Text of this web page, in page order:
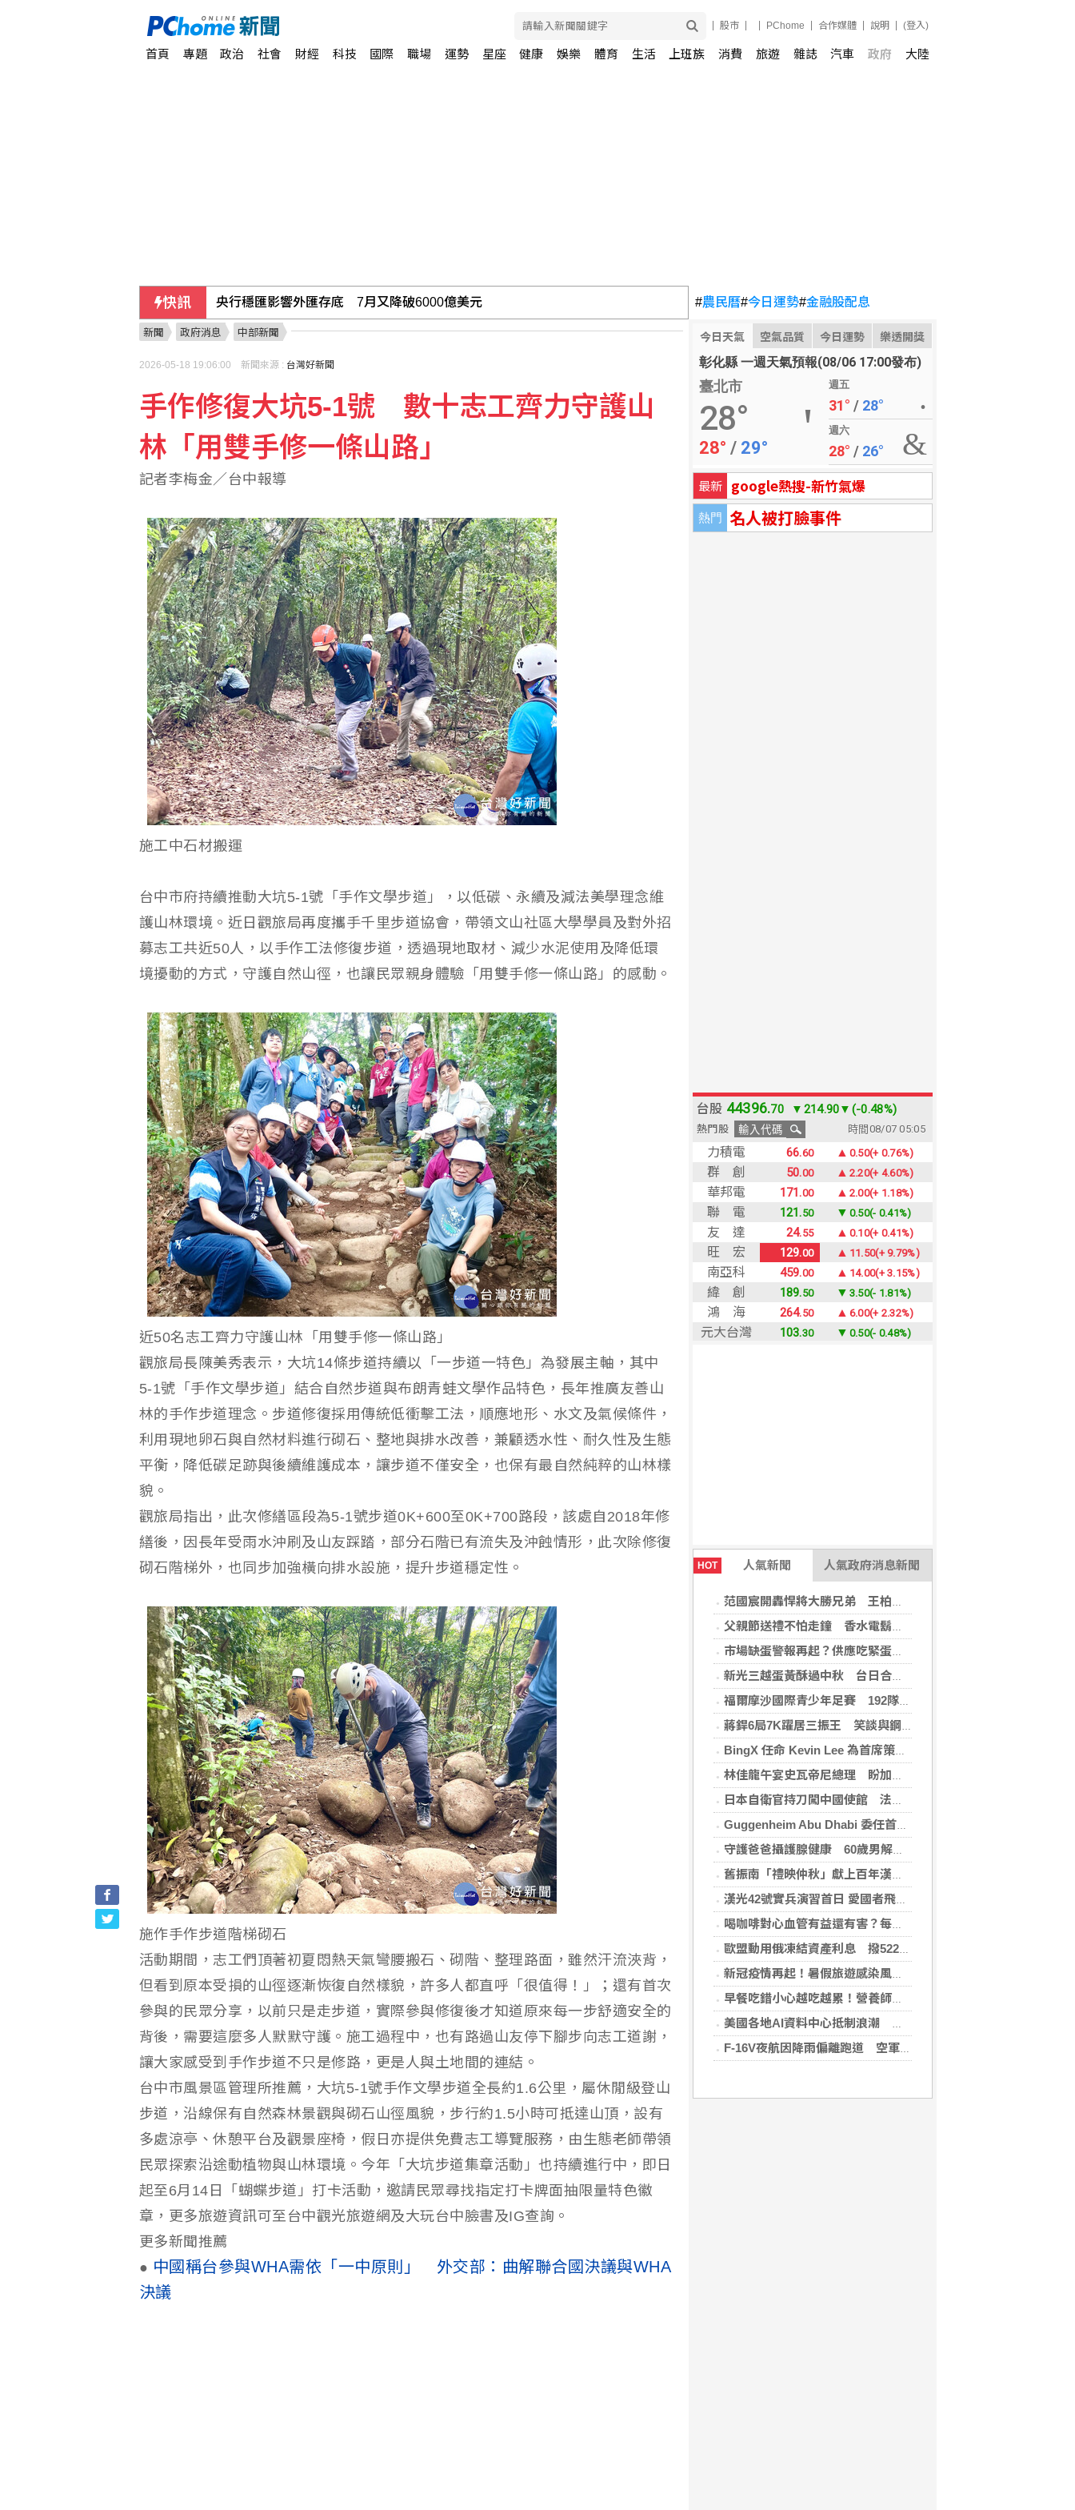
股市 PChome 合作媒體 說明 (登入)
首頁 專題 政治 社會 財經 科技 國際 職場 運勢 星座 健康 娛樂 體育 生活 上班族 消費 旅遊 雜誌 汽車 政府 大陸
快訊 敘利亞首都郊區車輛爆炸 至少2死13傷
首張金色金屬卡面市 美國運通尊寵新富族
央行穩匯影響外匯存底 7月又降破6000億美元
#農民曆#今日運勢#金融股配息
今日天氣 空氣品質 今日運勢 樂透開獎
彰化縣 一週天氣預報(08/06 17:00發布)
臺北市
28°
28° / 29°
週五
31° / 28°
週六
28° / 26°
最新 google熱搜-新竹氣爆
熱門 名人被打臉事件
HOT 人氣新聞 人氣政府消息新聞
范國宸開轟悍將大勝兄弟 王柏融再見安雄鷹擒猿
父親節送禮不怕走鐘 香水電鬍刀千年不敗
市場缺蛋警報再起？供應吃緊蛋價蠢蠢欲動
新光三越蛋黃酥過中秋 台日合作開發話題新品
福爾摩沙國際青少年足賽 192隊參賽規模創新高
蔣銲6局7K躍居三振王 笑談與鋼龍良性競爭
BingX 任命 Kevin Lee 為首席策略長，加速推進多資產、以用戶為核心的發展願景
林佳龍午宴史瓦帝尼總理 盼加強各領域雙邊合作
日本自衛官持刀闖中國使館 法庭上稱促中國改變外交
Guggenheim Abu Dhabi 委任首任館長
守護爸爸攝護腺健康 60歲男解尿異常 靠PHI檢測及早揪出攝護腺癌
舊振南「禮映仲秋」獻上百年漢餅心意 百日紅豆入餡經典蛋黃酥、噶瑪蘭聯名月餅、獨特人氣款必嚐
漢光42號實兵演習首日 愛國者飛彈車高雄罕見現蹤
喝咖啡對心血管有益還有害？每日可以喝幾杯咖啡？美心臟協會一次解答
歐盟動用俄凍結資產利息 撥522億元援助烏克蘭
新冠疫情再起！暑假旅遊感染風險增 專家教你這樣做好防護
早餐吃錯小心越吃越累！營養師點名3大NG組合：根本「台式安眠藥」
美國各地AI資料中心抵制浪潮 川普指控北京煽動
F-16V夜航因降雨偏離跑道 空軍：人員安全飛機輕損
新聞 政府消息 中部新聞
2026-05-18 19:06:00 新聞來源 : 台灣好新聞
手作修復大坑5-1號 數十志工齊力守護山
林「用雙手修一條山路」
記者李梅金／台中報導
施工中石材搬運
台中市府持續推動大坑5-1號「手作文學步道」，以低碳、永續及減法美學理念維
護山林環境。近日觀旅局再度攜手千里步道協會，帶領文山社區大學學員及對外招
募志工共近50人，以手作工法修復步道，透過現地取材、減少水泥使用及降低環
境擾動的方式，守護自然山徑，也讓民眾親身體驗「用雙手修一條山路」的感動。
近50名志工齊力守護山林「用雙手修一條山路」
觀旅局長陳美秀表示，大坑14條步道持續以「一步道一特色」為發展主軸，其中
5-1號「手作文學步道」結合自然步道與布朗青蛙文學作品特色，長年推廣友善山
林的手作步道理念。步道修復採用傳統低衝擊工法，順應地形、水文及氣候條件，
利用現地卵石與自然材料進行砌石、整地與排水改善，兼顧透水性、耐久性及生態
平衡，降低碳足跡與後續維護成本，讓步道不僅安全，也保有最自然純粹的山林樣
貌。
觀旅局指出，此次修繕區段為5-1號步道0K+600至0K+700路段，該處自2018年修
繕後，因長年受雨水沖刷及山友踩踏，部分石階已有流失及沖蝕情形，此次除修復
砌石階梯外，也同步加強橫向排水設施，提升步道穩定性。
施作手作步道階梯砌石
活動期間，志工們頂著初夏悶熱天氣彎腰搬石、砌階、整理路面，雖然汗流浹背，
但看到原本受損的山徑逐漸恢復自然樣貌，許多人都直呼「很值得！」；還有首次
參與的民眾分享，以前只是走步道，實際參與修復後才知道原來每一步舒適安全的
背後，需要這麼多人默默守護。施工過程中，也有路過山友停下腳步向志工道謝，
讓大家感受到手作步道不只是修路，更是人與土地間的連結。
台中市風景區管理所推薦，大坑5-1號手作文學步道全長約1.6公里，屬休閒級登山
步道，沿線保有自然森林景觀與砌石山徑風貌，步行約1.5小時可抵達山頂，設有
多處涼亭、休憩平台及觀景座椅，假日亦提供免費志工導覽服務，由生態老師帶領
民眾探索沿途動植物與山林環境。今年「大坑步道集章活動」也持續進行中，即日
起至6月14日「蝴蝶步道」打卡活動，邀請民眾尋找指定打卡牌面抽限量特色徽
章，更多旅遊資訊可至台中觀光旅遊網及大玩台中臉書及IG查詢。
更多新聞推薦
● 中國稱台參與WHA需依「一中原則」 外交部：曲解聯合國決議與WHA
決議